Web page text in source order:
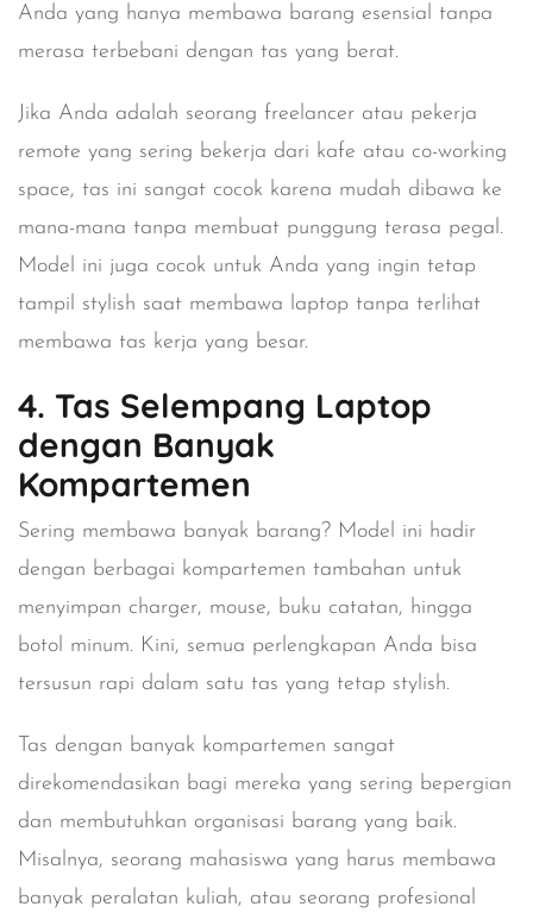
Anda yang hanya membawa barang esensial tanpa
merasa terbebani dengan tas yang berat.
Jika Anda adalah seorang freelancer atau pekerja
remote yang sering bekerja dari kafe atau co-working
space, tas ini sangat cocok karena mudah dibawa ke
mana-mana tanpa membuat punggung terasa pegal.
Model ini juga cocok untuk Anda yang ingin tetap
tampil stylish saat membawa laptop tanpa terlihat
membawa tas kerja yang besar.
4. Tas Selempang Laptop
dengan Banyak
Kompartemen
Sering membawa banyak barang? Model ini hadir
dengan berbagai kompartemen tambahan untuk
menyimpan charger, mouse, buku catatan, hingga
botol minum. Kini, semua perlengkapan Anda bisa
tersusun rapi dalam satu tas yang tetap stylish.
Tas dengan banyak kompartemen sangat
direkomendasikan bagi mereka yang sering bepergian
dan membutuhkan organisasi barang yang baik.
Misalnya, seorang mahasiswa yang harus membawa
banyak peralatan kuliah, atau seorang profesional